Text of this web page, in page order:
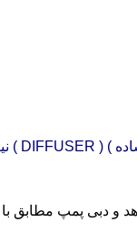
و دبی پمپ مطابق